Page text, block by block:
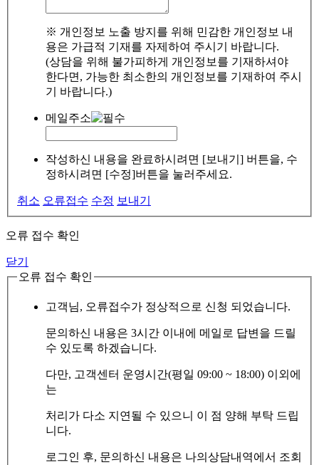
※ 개인정보 노출 방지를 위해 민감한 개인정보 내
용은 가급적 기재를 자제하여 주시기 바랍니다.
(상담을 위해 불가피하게 개인정보를 기재하셔야
한다면, 가능한 최소한의 개인정보를 기재하여 주시
기 바랍니다.)
메일주소
작성하신 내용을 완료하시려면 [보내기] 버튼을, 수
정하시려면 [수정]버튼을 눌러주세요.
취소 오류접수 수정 보내기
오류 접수 확인
닫기
오류 접수 확인
고객님, 오류접수가 정상적으로 신청 되었습니다.
문의하신 내용은 3시간 이내에 메일로 답변을 드릴
수 있도록 하겠습니다.
다만, 고객센터 운영시간(평일 09:00 ~ 18:00) 이외에
는
처리가 다소 지연될 수 있으니 이 점 양해 부탁 드립
니다.
로그인 후, 문의하신 내용은 나의상담내역에서 조회